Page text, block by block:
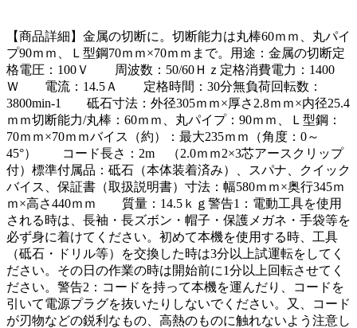
【商品詳細】金属の切断に。切断能力は丸棒60ｍｍ、丸パイ
プ90ｍｍ、Ｌ型鋼70ｍｍ×70ｍｍまで。用途：金属の切断定
格電圧：100Ｖ 周波数：50/60Ｈｚ定格消費電力：1400
Ｗ 電流：14.5Ａ 定格時間：30分無負荷回転数：
3800min-1 砥石寸法：外径305ｍｍ×厚さ2.8ｍｍ×内径25.4
ｍｍ切断能力/丸棒：60ｍｍ、丸パイプ：90ｍｍ、Ｌ型鋼：
70ｍｍ×70ｍｍバイス（約）：最大235ｍｍ（角度：0～
45°） コード長さ：2m （2.0ｍｍ2×3芯アースクリップ
付）標準付属品：砥石（本体装着済み）、スパナ、クイック
バイス、保証書（取扱説明書）寸法：幅580ｍｍ×奥行345ｍ
ｍ×高さ440ｍｍ 質量：14.5ｋｇ警告1：電動工具を使用
される時は、長袖・長ズボン・帽子・保護メガネ・手袋等を
必ず身に着けてください。初めて本機を使用する時、工具
（砥石・ドリル等）を交換した時は3分以上試運転をしてく
ださい。その日の作業の時は開始前に1分以上回転させてく
ださい。警告2：コードを持って本機を運んだり、コードを
引いて電源プラグを抜いたりしないでください。又、コード
が刃物などの鋭利なもの、高熱のものに触れないよう注意し